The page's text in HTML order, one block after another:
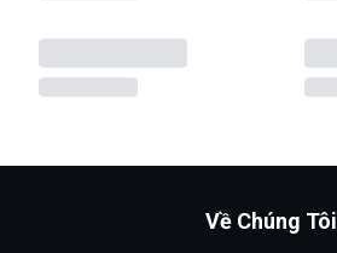
Về Chúng Tôi